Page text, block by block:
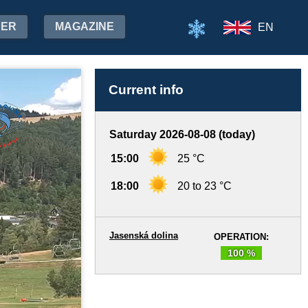
MAGAZINE EN
Current info
Saturday 2026-08-08 (today)
15:00 25 °C
18:00 20 to 23 °C
OPERATION:
100 %
Jasenská dolina